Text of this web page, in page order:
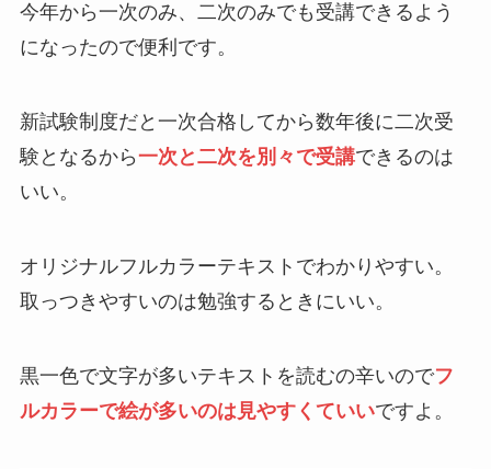
今年から一次のみ、二次のみでも受講できるよう
になったので便利です。
新試験制度だと一次合格してから数年後に二次受
験となるから一次と二次を別々で受講できるのは
いい。
オリジナルフルカラーテキストでわかりやすい。
取っつきやすいのは勉強するときにいい。
黒一色で文字が多いテキストを読むの辛いのでフ
ルカラーで絵が多いのは見やすくていいですよ。